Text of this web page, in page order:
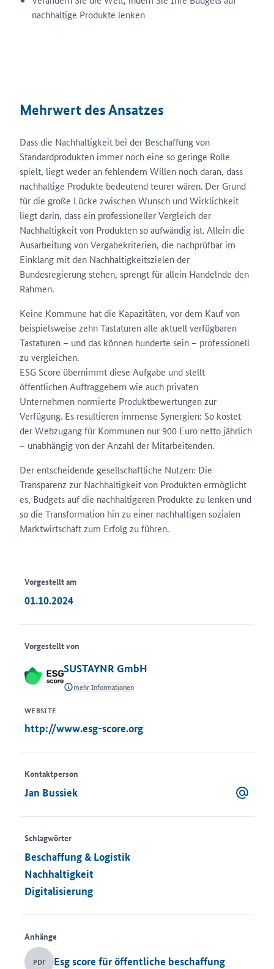
nachhaltige Produkte lenken
Mehrwert des Ansatzes
Dass die Nachhaltigkeit bei der Beschaffung von
Standardprodukten immer noch eine so geringe Rolle
spielt, liegt weder an fehlendem Willen noch daran, dass
nachhaltige Produkte bedeutend teurer wären. Der Grund
für die große Lücke zwischen Wunsch und Wirklichkeit
liegt darin, dass ein professioneller Vergleich der
Nachhaltigkeit von Produkten so aufwändig ist. Allein die
Ausarbeitung von Vergabekriterien, die nachprüfbar im
Einklang mit den Nachhaltigkeitszielen der
Bundesregierung stehen, sprengt für allein Handelnde den
Rahmen.
Keine Kommune hat die Kapazitäten, vor dem Kauf von
beispielsweise zehn Tastaturen alle aktuell verfügbaren
Tastaturen – und das können hunderte sein – professionell
zu vergleichen.
ESG Score übernimmt diese Aufgabe und stellt
öffentlichen Auftraggebern wie auch privaten
Unternehmen normierte Produktbewertungen zur
Verfügung. Es resultieren immense Synergien: So kostet
der Webzugang für Kommunen nur 900 Euro netto jährlich
– unabhängig von der Anzahl der Mitarbeitenden.
Der entscheidende gesellschaftliche Nutzen: Die
Transparenz zur Nachhaltigkeit von Produkten ermöglicht
es, Budgets auf die nachhaltigeren Produkte zu lenken und
so die Transformation hin zu einer nachhaltigen sozialen
Marktwirtschaft zum Erfolg zu führen.
Vorgestellt am
01.10.2024
Vorgestellt von
SUSTAYNR GmbH
mehr Informationen
WEBSITE
http://www.esg-score.org
Kontaktperson
Jan Bussiek
Schlagwörter
Beschaffung & Logistik
Nachhaltigkeit
Digitalisierung
Anhänge
PDF Esg score für öffentliche beschaffung